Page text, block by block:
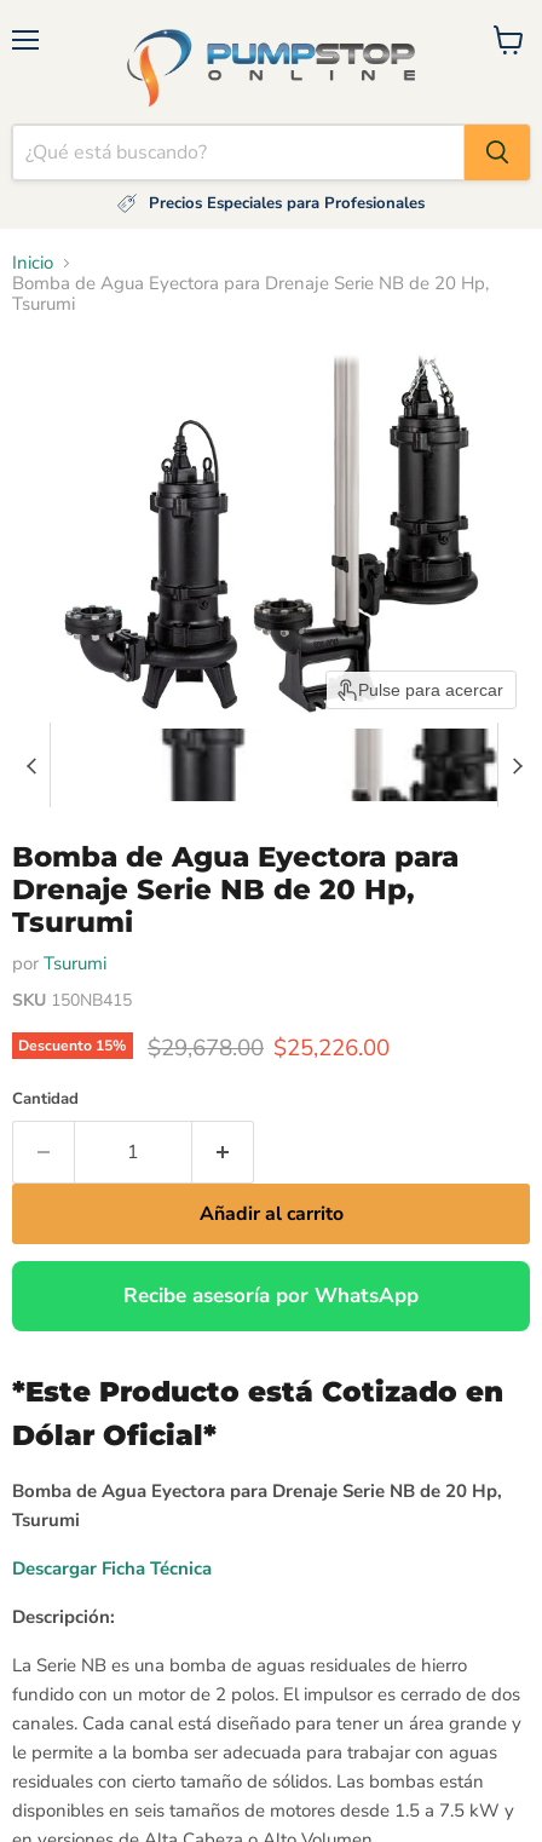
Precios Especiales para Profesionales
Ver
Inicio
Bomba de Agua Eyectora para Drenaje Serie NB de 20 Hp,
Tsurumi
Pulse para acercar
Bomba de Agua Eyectora para
Drenaje Serie NB de 20 Hp,
Tsurumi
por Tsurumi
SKU 150NB415
Descuento 15% $29,678.00 $25,226.00
Cantidad
Añadir al carrito
Recibe asesoría por WhatsApp
*Este Producto está Cotizado en
Dólar Oficial*
Bomba de Agua Eyectora para Drenaje Serie NB de 20 Hp,
Tsurumi
Descargar Ficha Técnica
Descripción:
La Serie NB es una bomba de aguas residuales de hierro
fundido con un motor de 2 polos. El impulsor es cerrado de dos
canales. Cada canal está diseñado para tener un área grande y
le permite a la bomba ser adecuada para trabajar con aguas
residuales con cierto tamaño de sólidos. Las bombas están
disponibles en seis tamaños de motores desde 1.5 a 7.5 kW y